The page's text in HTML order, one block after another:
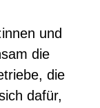
und
die
die
dafür,